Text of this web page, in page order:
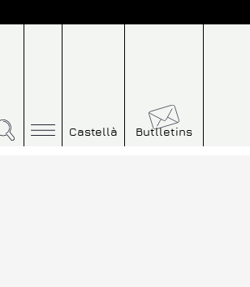
Castellà Butlletins